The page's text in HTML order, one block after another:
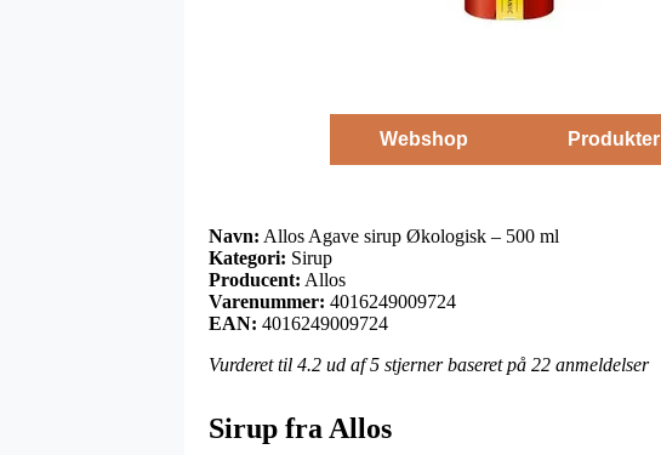
Webshop Produkter
Navn: Allos Agave sirup Økologisk – 500 ml
Kategori: Sirup
Producent: Allos
Varenummer: 4016249009724
EAN: 4016249009724
Vurderet til 4.2 ud af 5 stjerner baseret på 22 anmeldelser
Sirup fra Allos